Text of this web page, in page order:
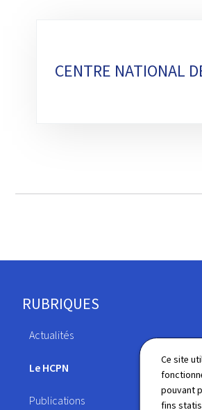
Ce site
pouvant
fins
rubriques
CENTRE NATIONAL
Pied
de
RUBRIQUES
Actualités
Le HCPN
Publications